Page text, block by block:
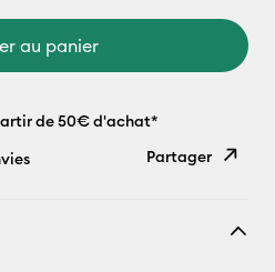
au panier
de 50€ d'achat*
Partager